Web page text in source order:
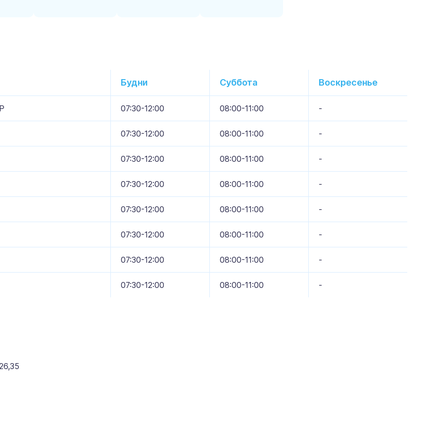
Будни Суббота Воскресенье
07:30-12:00 08:00-11:00 -
07:30-12:00 08:00-11:00 -
07:30-12:00 08:00-11:00 -
07:30-12:00 08:00-11:00 -
07:30-12:00 08:00-11:00 -
07:30-12:00 08:00-11:00 -
07:30-12:00 08:00-11:00 -
07:30-12:00 08:00-11:00 -